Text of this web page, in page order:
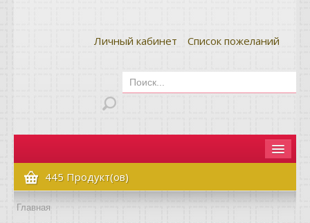
Личный кабинет Список пожеланий
Главная
Как сделать заказ
445 Продукт(ов)
Главная